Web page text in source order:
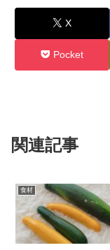
X
Pocket
関連記事
食材